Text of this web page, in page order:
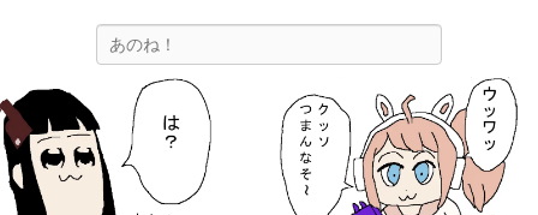
ひらちょんの中華端末隔離倉庫
ほたがページ上部にある検索バーを消してくれたサイトです。